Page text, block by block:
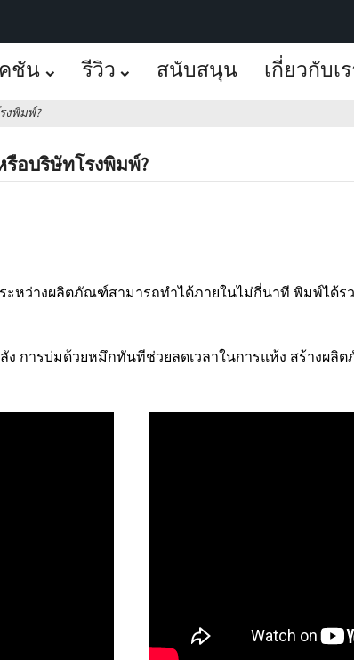
ชัน รีวิว สนับสนุน เกี่ยวกับเ
งพิมพ์?
รือบริษัทโรงพิมพ์?
ระหว่างผลิตภัณฑ์สามารถทำได้ภายในไม่กี่นาที พิมพ์ได้ร
การบ่มด้วยหมึกทันทีช่วยลดเวลาในการแห้ง สร้างผ